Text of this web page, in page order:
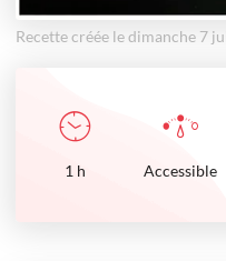
Recette créée le dimanche 7
1 h Accessible